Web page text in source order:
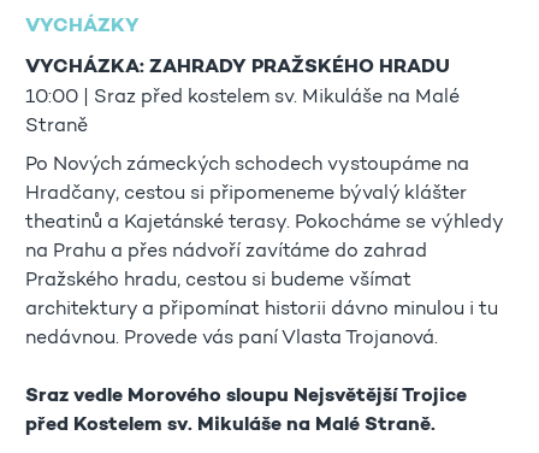
VYCHÁZKY
VYCHÁZKA: ZAHRADY PRAŽSKÉHO HRADU
10:00 | Sraz před kostelem sv. Mikuláše na Malé
Straně
Po Nových zámeckých schodech vystoupáme na
Hradčany, cestou si připomeneme bývalý klášter
theatinů a Kajetánské terasy. Pokocháme se výhledy
na Prahu a přes nádvoří zavítáme do zahrad
Pražského hradu, cestou si budeme všímat
architektury a připomínat historii dávno minulou i tu
nedávnou. Provede vás paní Vlasta Trojanová.
Sraz vedle Morového sloupu Nejsvětější Trojice
před Kostelem sv. Mikuláše na Malé Straně.